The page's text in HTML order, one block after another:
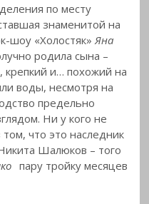
по месту
знаменитой на
шоу «Холостяк»Яна
родила сына –
крепкий и… похожий на
воды, несмотря на
предельно
Ни у кого не
что это наследник
Шалюков – того
пару тройку месяцев